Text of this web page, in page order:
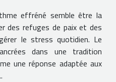
effréné semble être la
des refuges de paix et des
le stress quotidien. Le
dans une tradition
une réponse adaptée aux